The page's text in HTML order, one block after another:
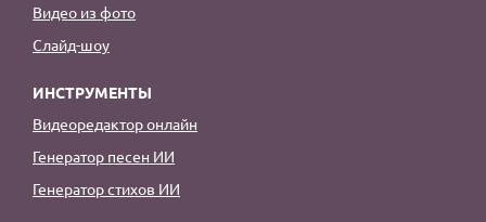
Видео из фото
Слайд-шоу
ИНСТРУМЕНТЫ
Видеоредактор онлайн
Генератор песен ИИ
Генератор стихов ИИ